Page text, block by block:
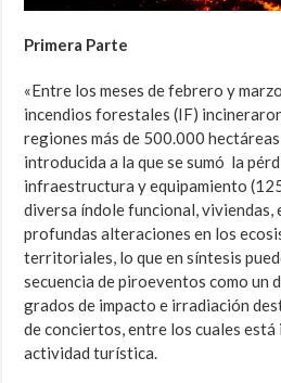
Primera Parte
«Entre los meses de febrero y
incendios forestales (IF)
regiones más de 500.000
introducida a la que se sumó la
infraestructura y equipamiento
diversa índole funcional, viviendas,
profundas alteraciones en los
territoriales, lo que en síntesis
secuencia de piroeventos como un
grados de impacto e irradiación
de conciertos, entre los cuales
actividad turística.